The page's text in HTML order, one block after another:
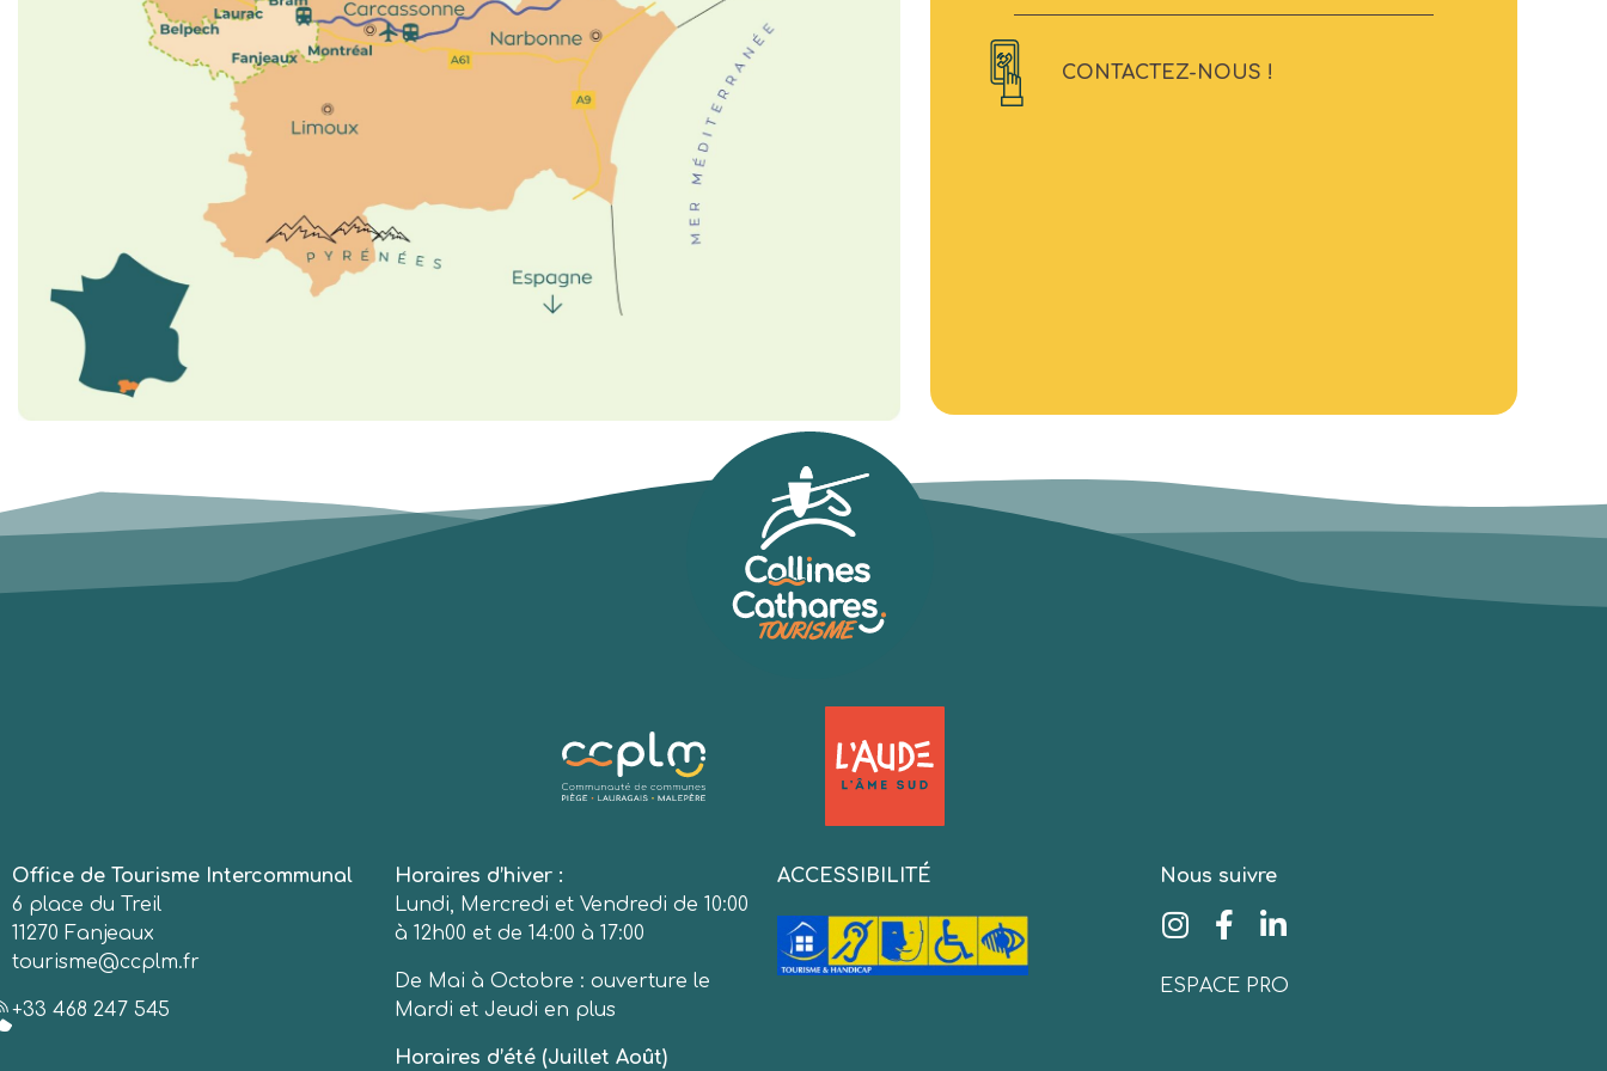
CONTACTEZ-NOUS !
Office de Tourisme Intercommunal
6 place du Treil
11270 Fanjeaux
tourisme@ccplm.fr
+33 468 247 545
Horaires d’hiver :
Lundi, Mercredi et Vendredi de 10:00
à 12h00 et de 14:00 à 17:00
De Mai à Octobre : ouverture le
Mardi et Jeudi en plus
Horaires d’été (Juillet Août)
ACCESSIBILITÉ Nous suivre
ESPACE PRO